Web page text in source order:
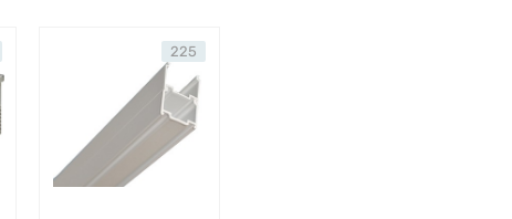
225